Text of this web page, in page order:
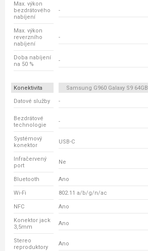
Max. výkon
bezdrátového
nabíjení
-
Max. výkon
reverzního
nabíjení
-
Doba nabíjení
na 50 %
-
Konektivita Samsung G960 Galaxy S9 64GB
Datové služby
-
Bezdrátové
technologie
-
Systémový
konektor
USB-C
Infračervený
port
Ne
Bluetooth Ano
Wi-Fi 802.11 a/b/g/n/ac
NFC Ano
Konektor jack
3,5mm
Ano
Stereo
reproduktory
Ano